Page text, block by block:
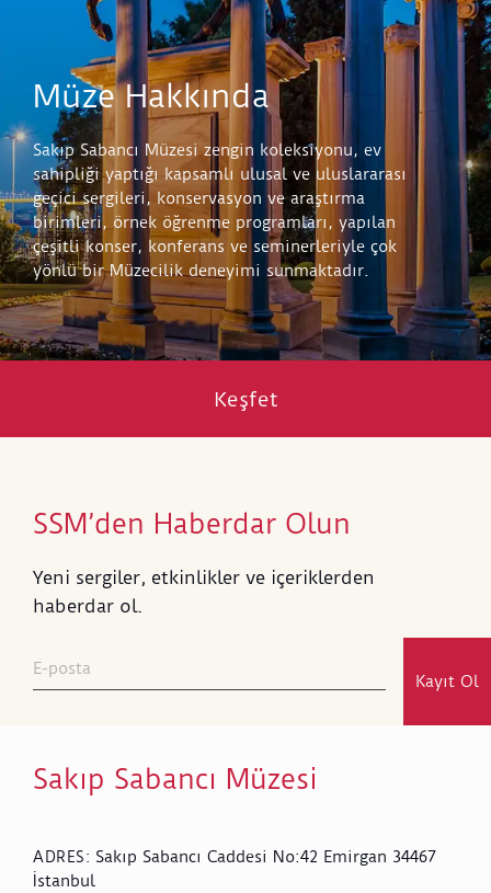
Müze Hakkında
Sakıp Sabancı Müzesi zengin koleksiyonu, ev
sahipliği yaptığı kapsamlı ulusal ve uluslararası
geçici sergileri, konservasyon ve araştırma
birimleri, örnek öğrenme programları, yapılan
çeşitli konser, konferans ve seminerleriyle çok
yönlü bir Müzecilik deneyimi sunmaktadır.
Keşfet
SSM’den Haberdar Olun
Yeni sergiler, etkinlikler ve içeriklerden
haberdar ol.
Kayıt Ol
Sakıp Sabancı Müzesi
ADRES: Sakıp Sabancı Caddesi No:42 Emirgan 34467
İstanbul